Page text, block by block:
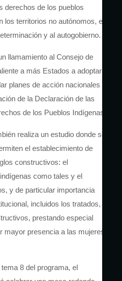
derechos de los pueblos
territorios no autónomos, en
y al autogobierno.
llamamiento al Consejo de
a más Estados a adoptar
planes de acción nacionales y
de la Declaración de las
de los Pueblos Indígenas.
realiza un estudio donde se
el establecimiento de
constructivos: el
como tales y el
y de particular importancia
incluidos los tratados,
prestando especial
presencia a las mujeres y
8 del programa, el